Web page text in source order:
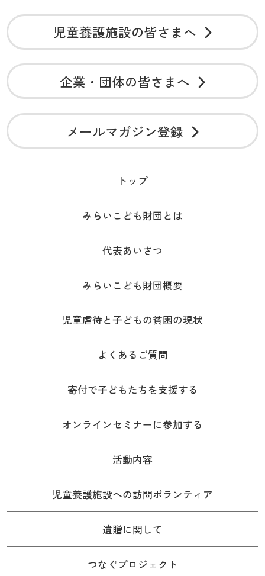
児童養護施設の皆さまへ
企業・団体の皆さまへ
メールマガジン登録
トップ
みらいこども財団とは
代表あいさつ
みらいこども財団概要
児童虐待と子どもの貧困の現状
よくあるご質問
寄付で子どもたちを支援する
オンラインセミナーに参加する
活動内容
児童養護施設への訪問ボランティア
遺贈に関して
つなぐプロジェクト